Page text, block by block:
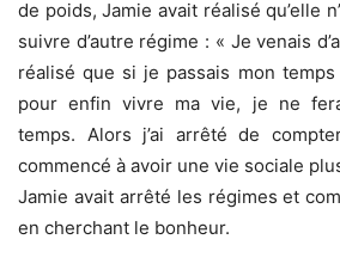
de poids, Jamie avait réalisé qu’elle
suivre d’autre régime : « Je venais
réalisé que si je passais mon temps
pour enfin vivre ma vie, je ne
temps. Alors j’ai arrêté de
commencé à avoir une vie sociale
Jamie avait arrêté les régimes et
en cherchant le bonheur.